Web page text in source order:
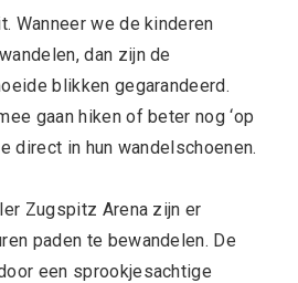
Wanneer we de kinderen
dan zijn de
blikken gegarandeerd.
gaan hiken of beter nog ‘op
direct in hun wandelschoenen.
Zugspitz Arena zijn er
paden te bewandelen. De
een sprookjesachtige